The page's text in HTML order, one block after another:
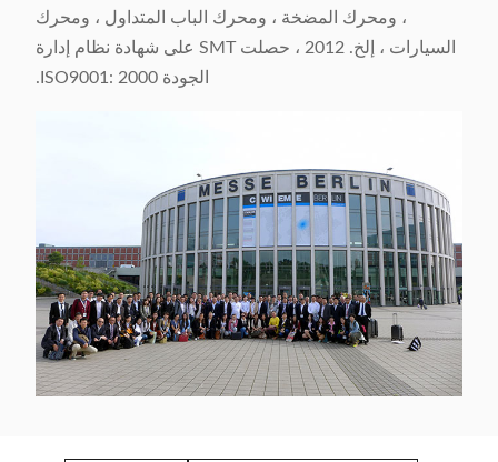
، ومحرك المضخة ، ومحرك الباب المتداول ، ومحرك
السيارات ، إلخ. 2012 ، حصلت SMT على شهادة نظام إدارة
الجودة ISO9001: 2000.